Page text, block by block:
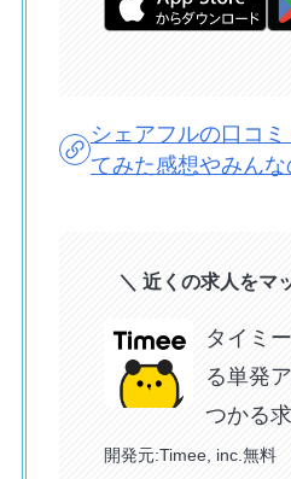
シェアフルの口コ
てみた感想やみん
＼ 近くの求人をマ
タイミ
る単発
つかる
開発元:Timee, inc. 無料